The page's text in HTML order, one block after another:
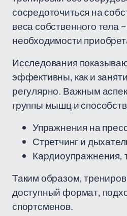
сосредоточиться на
веса собственного тела
необходимости
Исследования
эффективны, как и
регулярно. Важным
группы мышц и
Упражнения на
Стретчинг и
Кардиоупражнения,
Таким образом,
доступный формат,
спортсменов.